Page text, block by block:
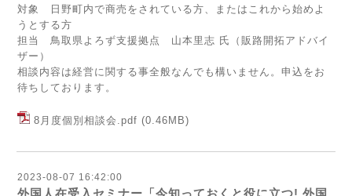
対象 日野町内で商売をされている方、またはこれから始めよ
うとする方
担当 鳥取県よろず支援拠点 山本里志 氏（販路開拓アドバイ
ザー）
相談内容は経営に関する事全般なんでも構いません。申込をお
待ちしております。
8月度個別相談会.pdf (0.46MB)
2023-08-07 16:42:00
外国人在受入セミナー「今知っておくと役に⽴つ! 外国